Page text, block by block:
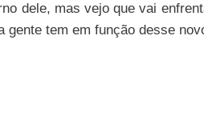
dele, mas vejo que vai
gente tem em função desse